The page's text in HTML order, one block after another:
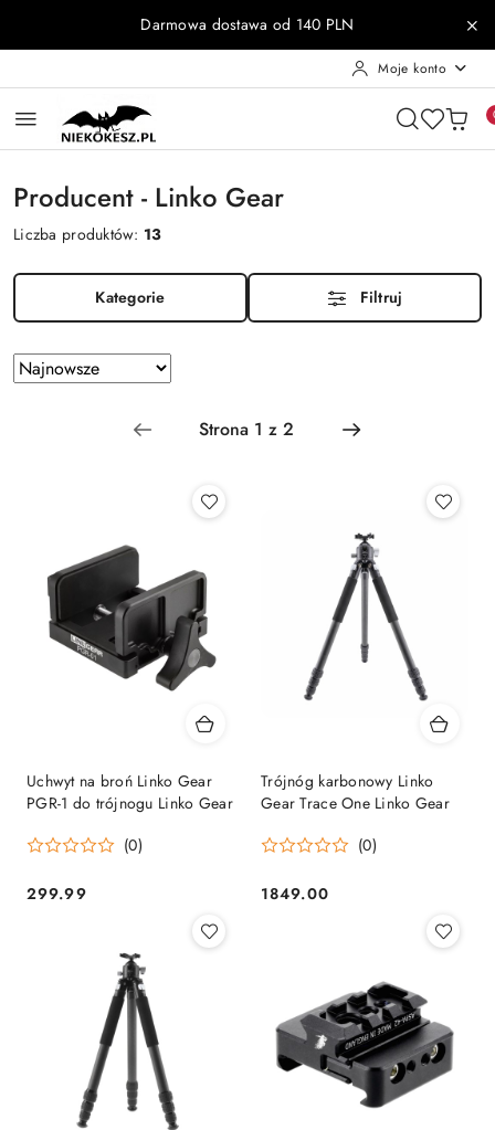
Przejdź do treści głównej
Przejdź do wyszukiwarki
Przejdź do moje konto
Przejdź do menu głównego
Przejdź do stopkiDarmowa dostawa od 140 PLN
Moje konto
Producent - Linko Gear
Liczba produktów: 13
Kategorie Filtruj
Zastosowano
sortowanie:
Sortuj
według
Uchwyt na broń Linko Gear
PGR-1 do trójnogu Linko Gear
(0)
Cena:
299.99
Trójnóg karbonowy Linko
Gear Trace One Linko Gear
(0)
Cena:
1849.00